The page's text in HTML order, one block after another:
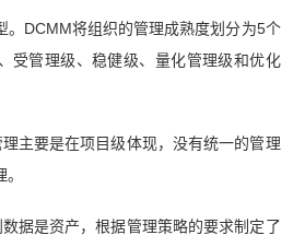
。DCMM将组织的管理成熟度划分为5个
受管理级、稳健级、量化管理级和优化
主要是在项目级体现，没有统一的管理
据是资产，根据管理策略的要求制定了